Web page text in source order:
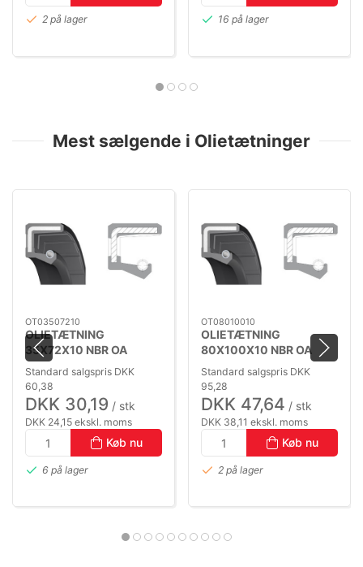
2 på lager 16 på lager
Mest sælgende i Olietætninger
OT03507210
OLIETÆTNING
35X72X10 NBR OA
Standard salgspris DKK
60,38
DKK 30,19 / stk
DKK 24,15 ekskl. moms
Køb nu
6 på lager
OT08010010
OLIETÆTNING
80X100X10 NBR OA
Standard salgspris DKK
95,28
DKK 47,64 / stk
DKK 38,11 ekskl. moms
Køb nu
2 på lager